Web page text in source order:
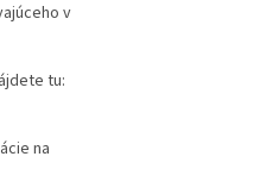
v
tu:
na